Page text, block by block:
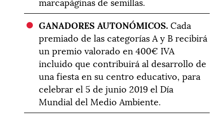
GANADORES AUTONÓMICOS.Cada
premiado de las categorías A y B recibirá
un premio valorado en 400€ IVA
incluido que contribuirá al desarrollo de
una fiesta en su centro educativo, para
celebrar el 5 de junio 2019 el Día
Mundial del Medio Ambiente.